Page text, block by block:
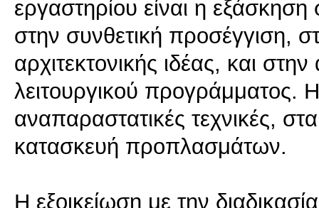
εργαστηρίου είναι η
στην συνθετική προσέγγιση,
αρχιτεκτονικής ιδέας, και
λειτουργικού προγράμματος.
αναπαραστατικές τεχνικές,
κατασκευή προπλασμάτων.
Η εξοικείωση με την